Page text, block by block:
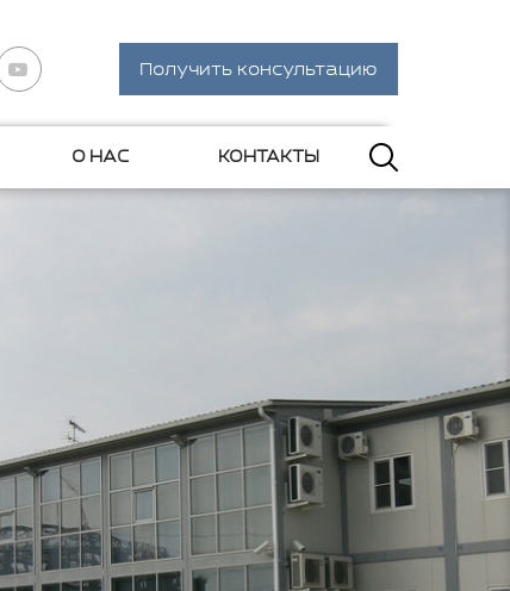
Получить консультацию
О НАС КОНТАКТЫ